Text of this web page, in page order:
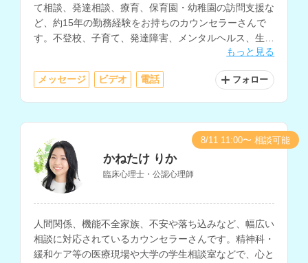
て相談、発達相談、療育、保育園・幼稚園の訪問支援な
ど、約15年の勤務経験をお持ちのカウンセラーさんで
す。不登校、子育て、発達障害、メンタルヘルス、生き
もっと見る
メッセージ ビデオ 電話 フォロー
かねたけ りか
臨床心理士・公認心理師
人間関係、機能不全家族、不安や落ち込みなど、幅広い
相談に対応されているカウンセラーさんです。精神科・
緩和ケア等の医療現場や大学の学生相談室などで、心と
8/11 11:00〜 相談可能